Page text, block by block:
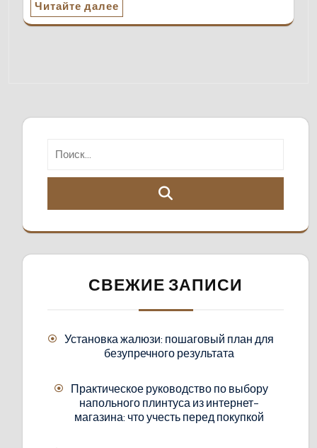
Читайте далее
СВЕЖИЕ ЗАПИСИ
Установка жалюзи: пошаговый план для
безупречного результата
Практическое руководство по выбору
напольного плинтуса из интернет-
магазина: что учесть перед покупкой